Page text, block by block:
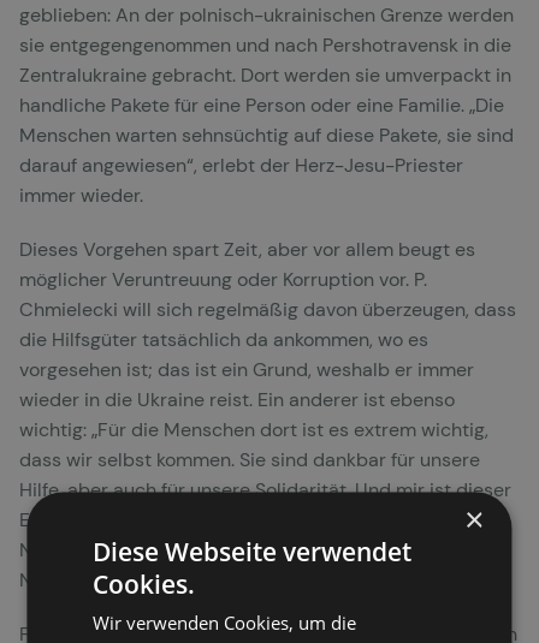
geblieben: An der polnisch-ukrainischen Grenze werden
sie entgegengenommen und nach Pershotravensk in die
Zentralukraine gebracht. Dort werden sie umverpackt in
handliche Pakete für eine Person oder eine Familie. „Die
Menschen warten sehnsüchtig auf diese Pakete, sie sind
darauf angewiesen“, erlebt der Herz-Jesu-Priester
immer wieder.
Dieses Vorgehen spart Zeit, aber vor allem beugt es
möglicher Veruntreuung oder Korruption vor. P.
Chmielecki will sich regelmäßig davon überzeugen, dass
die Hilfsgüter tatsächlich da ankommen, wo es
vorgesehen ist; das ist ein Grund, weshalb er immer
wieder in die Ukraine reist. Ein anderer ist ebenso
wichtig: „Für die Menschen dort ist es extrem wichtig,
dass wir selbst kommen. Sie sind dankbar für unsere
Hilfe, aber auch für unsere Solidarität. Und mir ist dieser
Einsatz wichtig, weil es Teil unseres Ordensauftrags ist;
Nächstenliebe, da zu sein für unsere Mitmenschen in
Not.“
Foto © scj.de: P. Gerd Hemken SCJ verabschiedet seinen
×
Diese Webseite verwendet
Cookies.
Wir verwenden Cookies, um die